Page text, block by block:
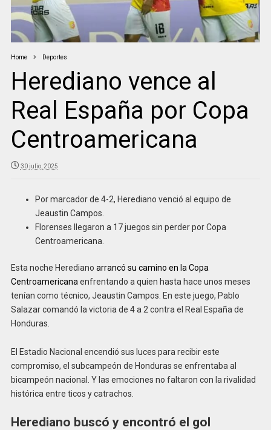
Home Deportes
Herediano vence al
Real España por Copa
Centroamericana
30 julio, 2025
Por marcador de 4-2, Herediano venció al equipo de
Jeaustin Campos.
Florenses llegaron a 17 juegos sin perder por Copa
Centroamericana.
Esta noche Herediano arrancó su camino en la Copa
Centroamericana enfrentando a quien hasta hace unos meses
tenían como técnico, Jeaustin Campos. En este juego, Pablo
Salazar comandó la victoria de 4 a 2 contra el Real España de
Honduras.
El Estadio Nacional encendió sus luces para recibir este
compromiso, el subcampeón de Honduras se enfrentaba al
bicampeón nacional. Y las emociones no faltaron con la rivalidad
histórica entre ticos y catrachos.
Herediano buscó y encontró el gol